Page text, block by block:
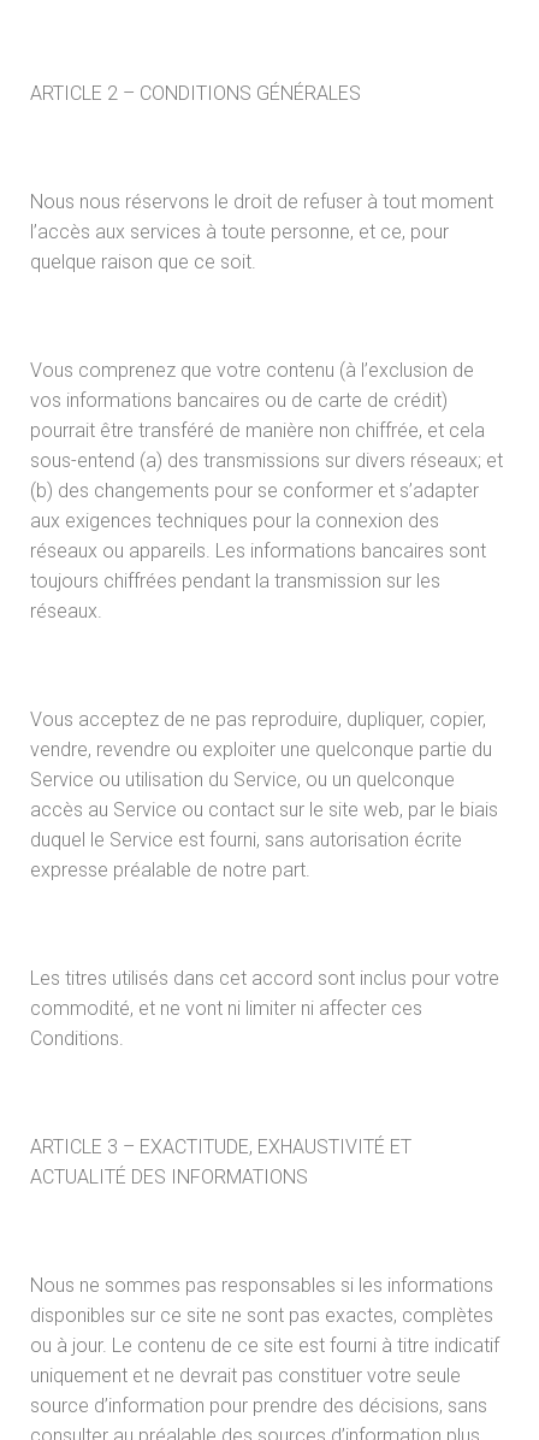
ARTICLE 2 – CONDITIONS GÉNÉRALES
Nous nous réservons le droit de refuser à tout moment
l’accès aux services à toute personne, et ce, pour
quelque raison que ce soit.
Vous comprenez que votre contenu (à l’exclusion de
vos informations bancaires ou de carte de crédit)
pourrait être transféré de manière non chiffrée, et cela
sous-entend (a) des transmissions sur divers réseaux; et
(b) des changements pour se conformer et s’adapter
aux exigences techniques pour la connexion des
réseaux ou appareils. Les informations bancaires sont
toujours chiffrées pendant la transmission sur les
réseaux.
Vous acceptez de ne pas reproduire, dupliquer, copier,
vendre, revendre ou exploiter une quelconque partie du
Service ou utilisation du Service, ou un quelconque
accès au Service ou contact sur le site web, par le biais
duquel le Service est fourni, sans autorisation écrite
expresse préalable de notre part.
Les titres utilisés dans cet accord sont inclus pour votre
commodité, et ne vont ni limiter ni affecter ces
Conditions.
ARTICLE 3 – EXACTITUDE, EXHAUSTIVITÉ ET
ACTUALITÉ DES INFORMATIONS
Nous ne sommes pas responsables si les informations
disponibles sur ce site ne sont pas exactes, complètes
ou à jour. Le contenu de ce site est fourni à titre indicatif
uniquement et ne devrait pas constituer votre seule
source d’information pour prendre des décisions, sans